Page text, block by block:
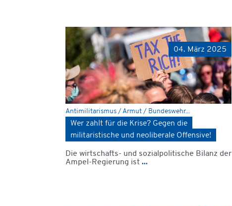
04. März 2025
Antimilitarismus / Armut / Bundeswehr...
Wer zahlt für die Krise? Gegen die
militaristische und neoliberale Offensive!
Die wirtschafts- und sozialpolitische Bilanz der
Ampel-Regierung ist ...